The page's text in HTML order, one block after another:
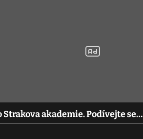
akademie. Podívejte se…